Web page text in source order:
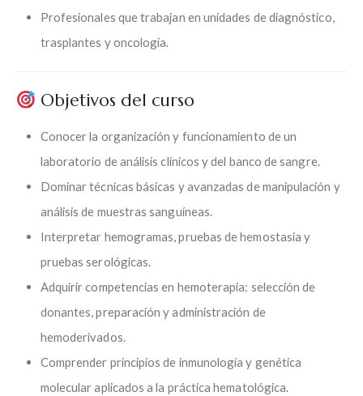
Profesionales que trabajan en unidades de diagnóstico,
trasplantes y oncología.
Objetivos del curso
Conocer la organización y funcionamiento de un
laboratorio de análisis clínicos y del banco de sangre.
Dominar técnicas básicas y avanzadas de manipulación y
análisis de muestras sanguíneas.
Interpretar hemogramas, pruebas de hemostasia y
pruebas serológicas.
Adquirir competencias en hemoterapia: selección de
donantes, preparación y administración de
hemoderivados.
Comprender principios de inmunología y genética
molecular aplicados a la práctica hematológica.